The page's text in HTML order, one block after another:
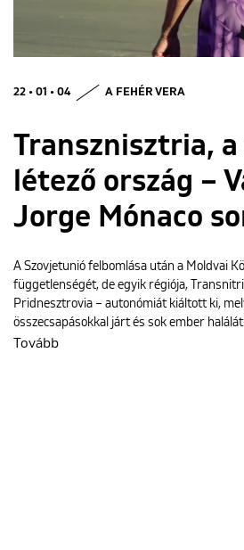
22 • 01 • 04 A FEHÉR VERA
Transznisztria, a
létező ország –
Jorge Mónaco
A Szovjetunió felbomlása után a Moldvai
függetlenségét, de egyik régiója,
Pridnesztrovia – autonómiát kiáltott ki,
összecsapásokkal járt és sok ember
Tovább